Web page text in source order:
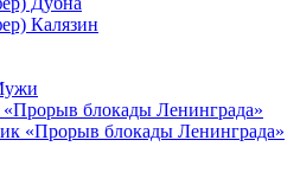
Калязин
блокады Ленинграда»
«Прорыв блокады Ленинграда»